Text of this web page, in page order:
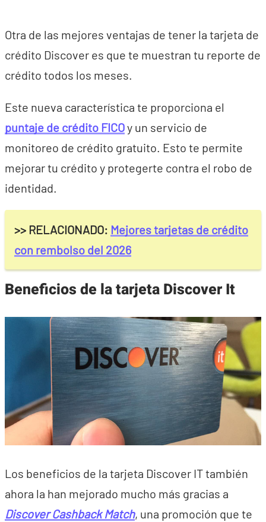
Otra de las mejores ventajas de tener la tarjeta de
crédito Discover es que te muestran tu reporte de
crédito todos los meses.
Este nueva característica te proporciona el
puntaje de crédito FICOy un servicio de
monitoreo de crédito gratuito. Esto te permite
mejorar tu crédito y protegerte contra el robo de
identidad.
>> RELACIONADO: Mejores tarjetas de crédito
con rembolso del 2026
Beneficios de la tarjeta Discover It
Los beneficios de la tarjeta Discover IT también
ahora la han mejorado mucho más gracias a
Discover Cashback Match, una promoción que te